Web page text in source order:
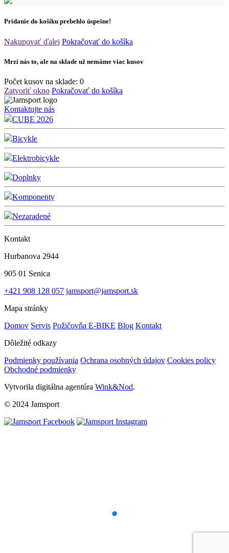
Pridanie do košíku prebehlo úspešne!
Nakupovať ďalej Pokračovať do košíka
Mrzí nás to, ale na sklade už nemáme viac kusov
Počet kusov na sklade: 0
Zatvoriť okno Pokračovať do košíka
Kontaktujte nás
CUBE 2026
Bicykle
Elektrobicykle
Doplnky
Komponenty
Nezaradené
Kontakt
Hurbanova 2944
905 01 Senica
+421 908 128 057 jamsport@jamsport.sk
Mapa stránky
Domov Servis Požičovňa E-BIKE Blog Kontakt
Dôležité odkazy
Podmienky používania Ochrana osobných údajov Cookies policy
Obchodné podmienky
Vytvorila digitálna agentúra Wink&Nod.
© 2024 Jamsport